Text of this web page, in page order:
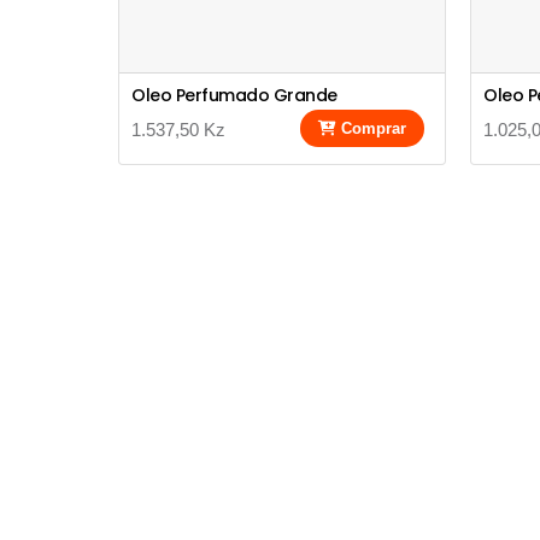
Oleo Perfumado Grande
1.537,50 Kz Comprar
Oleo